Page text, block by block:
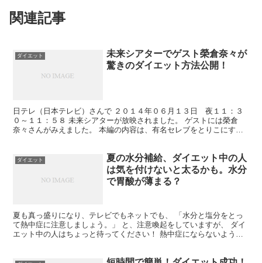
関連記事
ダイエット
未来シアターでゲスト榮倉奈々が
驚きのダイエット方法公開！
日テレ（日本テレビ）さんで ２０１４年０６月１３日 夜１１：３
０～１１：５８ 未来シアターが放映されました。 ゲストには榮倉
奈々さんがみえました。 本編の内容は、有名セレブをとりこにする
ダイエット
夏の水分補給、ダイエット中の人
は気を付けないと太るかも。水分
で胃酸が薄まる？
夏も真っ盛りになり、テレビでもネットでも、 「水分と塩分をとっ
て熱中症に注意しましょう。」 と、注意喚起をしていますが、 ダイ
エット中の人はちょっと待ってください！ 熱中症にならないように